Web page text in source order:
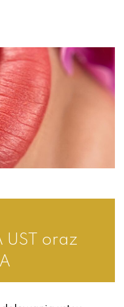
UST oraz